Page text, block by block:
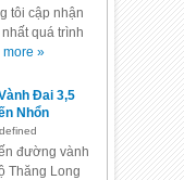
tôi cập nhận
quá trình
more »
Đai 3,5
Nhổn
đường vành
Thăng Long